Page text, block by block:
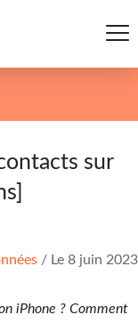
sur
/ Le 8 juin 2023
iPhone ? Comment